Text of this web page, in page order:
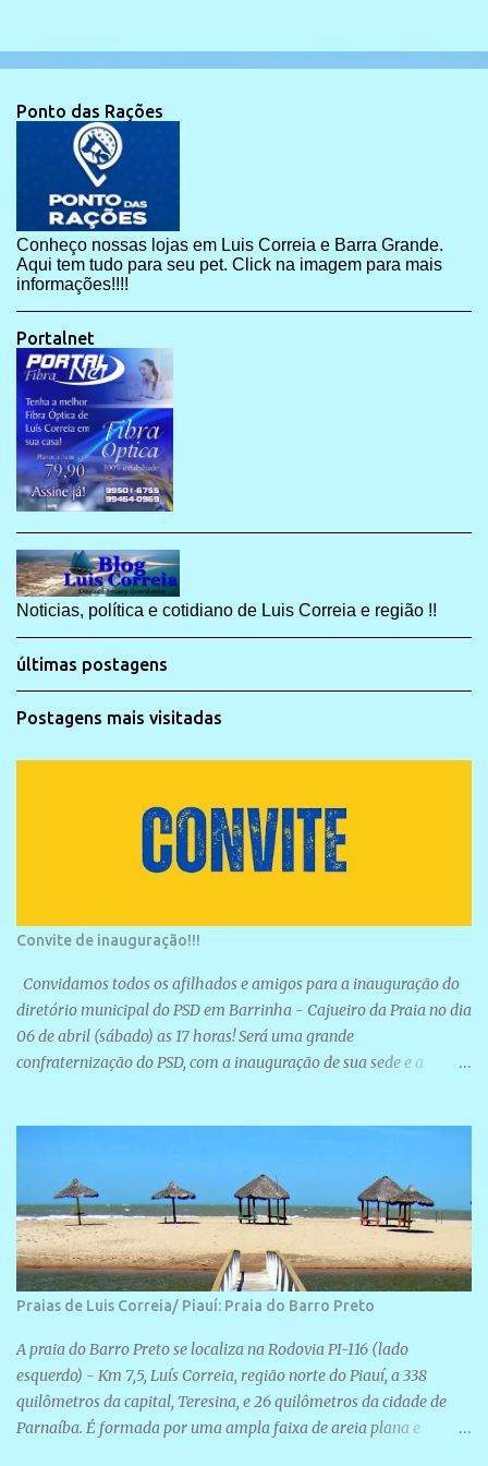
Ponto das Rações
Conheço nossas lojas em Luis Correia e Barra Grande.
Aqui tem tudo para seu pet. Click na imagem para mais
informações!!!!
Portalnet
Noticias, política e cotidiano de Luis Correia e região !!
últimas postagens
Postagens mais visitadas
Convite de inauguração!!!
Convidamos todos os afilhados e amigos para a inauguração do
diretório municipal do PSD em Barrinha - Cajueiro da Praia no dia
06 de abril (sábado) as 17 horas! Será uma grande
confraternização do PSD, com a inauguração de sua sede e a
Praias de Luis Correia/ Piauí: Praia do Barro Preto
A praia do Barro Preto se localiza na Rodovia PI-116 (lado
esquerdo) - Km 7,5, Luís Correia, região norte do Piauí, a 338
quilômetros da capital, Teresina, e 26 quilômetros da cidade de
Parnaíba. É formada por uma ampla faixa de areia plana e